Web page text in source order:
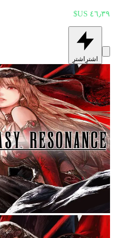
اشترِ اشترِ